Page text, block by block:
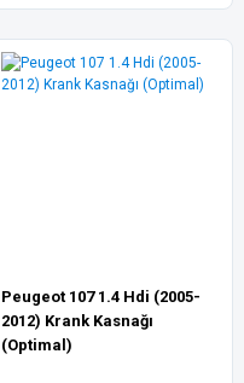
Peugeot 107 1.4 Hdi (2005-
2012) Krank Kasnağı
(Optimal)